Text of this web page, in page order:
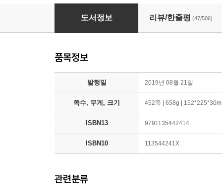
당신은 뇌를 고칠 수 있다
도서정보 리뷰/한줄평 (47/506)
품목정보
발행일 2019년 08월 21일
쪽수, 무게, 크기 452쪽 | 658g |
ISBN13 9791135442414
ISBN10 113544241X
관련분류